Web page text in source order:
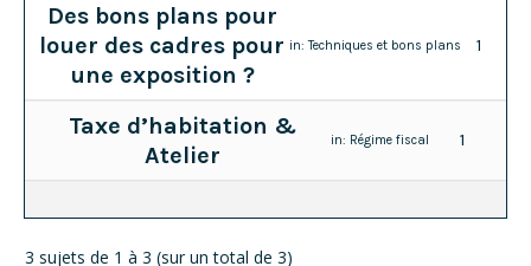
Des bons plans pour
louer des cadres pour
une exposition ?
in:Techniques et bons plans 1
Taxe d’habitation &
Atelier
in: Régime fiscal 1
3 sujets de 1 à 3 (sur un total de 3)